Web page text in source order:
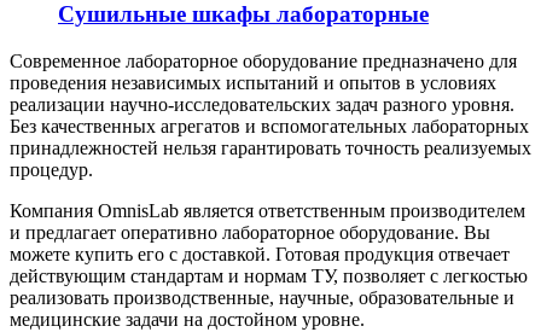
Сушильные шкафы лабораторные
Современное лабораторное оборудование предназначено для
проведения независимых испытаний и опытов в условиях
реализации научно-исследовательских задач разного уровня.
Без качественных агрегатов и вспомогательных лабораторных
принадлежностей нельзя гарантировать точность реализуемых
процедур.
Компания OmnisLab является ответственным производителем
и предлагает оперативно лабораторное оборудование. Вы
можете купить его с доставкой. Готовая продукция отвечает
действующим стандартам и нормам ТУ, позволяет с легкостью
реализовать производственные, научные, образовательные и
медицинские задачи на достойном уровне.